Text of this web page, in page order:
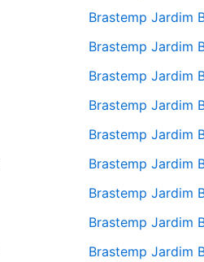
Brastemp Jardim
Brastemp Jardim
Brastemp Jardim
Brastemp Jardim
Brastemp Jardim
Brastemp Jardim
Brastemp Jardim
Brastemp Jardim
Brastemp Jardim